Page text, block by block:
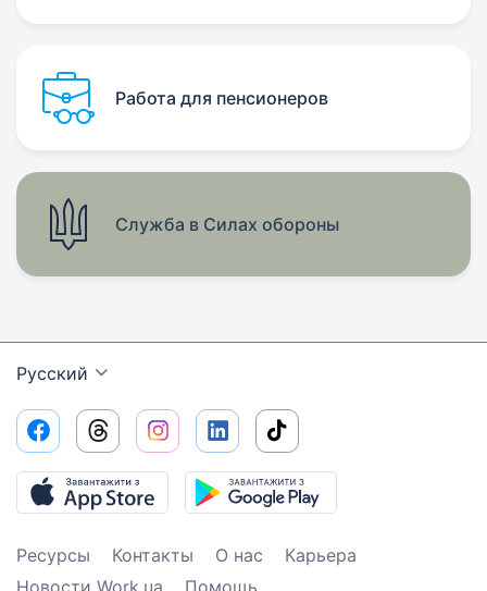
Работа для пенсионеров
Служба в Силах обороны
Русский
Ресурсы Контакты О нас
Карьера
Новости Work.ua
Помощь